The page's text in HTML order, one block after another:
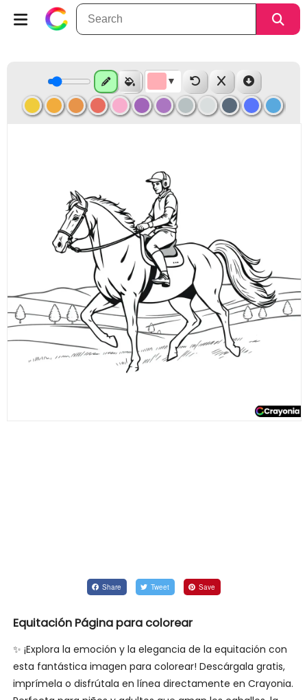
Share Tweet Save
Equitación Página para colorear
✨ ¡Explora la emoción y la elegancia de la equitación con
esta fantástica imagen para colorear! Descárgala gratis,
imprímela o disfrútala en línea directamente en Crayonia.